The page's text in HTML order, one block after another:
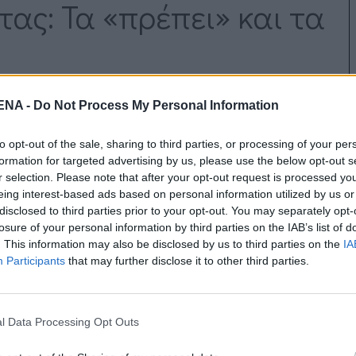
- Do Not Process My Personal Information
opt-out of the sale, sharing to third parties, or processing of your
for targeted advertising by us, please use the below opt-out
selection. Please note that after your opt-out request is processed
interest-based ads based on personal information utilized by us
to third parties prior to your opt-out. You may separately
of your personal information by third parties on the IAB’s list of
This information may also be disclosed by us to third parties on the
Participants that may further disclose it to other third parties.
Data Processing Opt Outs
Τα «πρέπει» και τα
επιλογή. Σημαίνει τη διάκριση
είναι οι κοινωνικές επιταγές, οι
είναι η αληθινή φωνή της ύπαρξης, η
από τις επιταγές του κόσμου. Όταν το
ο δρόμος για μια ζωή πιο εναρμονισμένη
υποχρεώσεων και πληροφοριών